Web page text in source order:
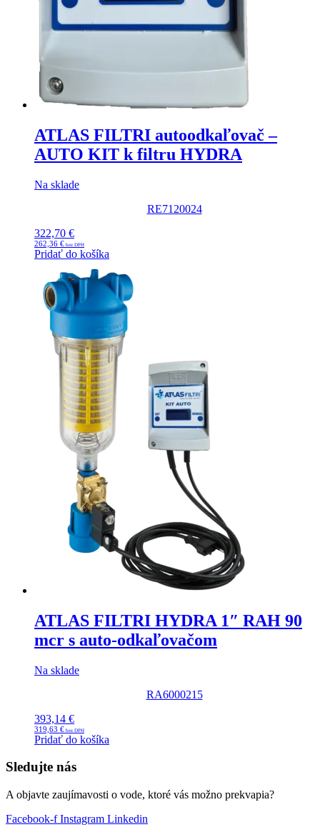
ATLAS FILTRI autoodkaľovač –
AUTO KIT k filtru HYDRA
Na sklade
RE7120024
322,70 €
262,36 €
Pridať do košíka
ATLAS FILTRI HYDRA 1″ RAH 90
mcr s auto-odkaľovačom
Na sklade
RA6000215
393,14 €
319,63 €
Pridať do košíka
Sledujte nás
A objavte zaujímavosti o vode, ktoré vás možno prekvapia?
Facebook-f Instagram Linkedin